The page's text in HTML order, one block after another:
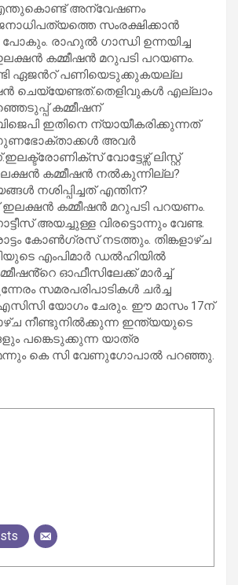
അന്വേഷണം
സംരക്ഷിക്കാൻ
രാഹുൽ ഗാന്ധി ഉന്നയിച്ച
കമ്മീഷൻ മറുപടി പറയണം.
ഏജൻറ് പണിയെടുക്കുകയല്ല
ചെയ്യേണ്ടത്.തെളിവുകള്‍ എല്ലാം
കമ്മീഷന്
ഇതിനെ ന്യായീകരിക്കുന്നത്
ഗുണഭോക്താക്കൾ അവർ
വോട്ടേഴ്സ് ലിസ്റ്റ്
കമ്മീഷൻ നൽകുന്നില്ല?
നശിപ്പിച്ചത് എന്തിന്?
കമ്മീഷൻ മറുപടി പറയണം.
അയച്ചുള്ള വിരട്ടൊന്നും വേണ്ട.
കോൺഗ്രസ് നടത്തും. തിങ്കളാഴ്ച
എംപിമാർ ഡൽഹിയിൽ
ഓഫീസിലേക്ക് മാർച്ച്
സമരപരിപാടികൾ ചർച്ച
യോഗം ചേരും. ഈ മാസം 17ന്
നീണ്ടുനിൽക്കുന്ന ഇന്ത്യയുടെ
പങ്കെടുക്കുന്ന യാത്ര
കെ സി വേണുഗോപാൽ പറഞ്ഞു.